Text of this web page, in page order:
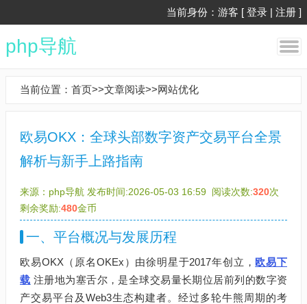
当前身份：游客 [ 登录 | 注册 ]
php导航
当前位置： 首页>>文章阅读>>网站优化
欧易OKX：全球头部数字资产交易平台全景
解析与新手上路指南
来源： php导航 发布时间:2026-05-03 16:59 阅读次数:320次
剩余奖励:480金币
一、平台概况与发展历程
欧易OKX（原名OKEx）由徐明星于2017年创立， 欧易下
载 注册地为塞舌尔，是全球交易量长期位居前列的数字资
产交易平台及Web3生态构建者。经过多轮牛熊周期的考